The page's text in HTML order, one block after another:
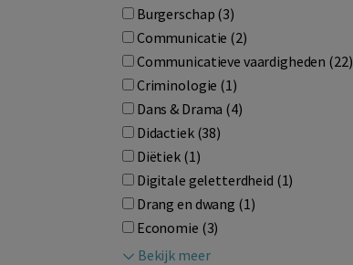
Burgerschap (3)
Communicatie (2)
Communicatieve vaardigheden (22)
Criminologie (1)
Dans & Drama (4)
Didactiek (38)
Diëtiek (1)
Digitale geletterdheid (1)
Drang en dwang (1)
Economie (3)
Bekijk meer